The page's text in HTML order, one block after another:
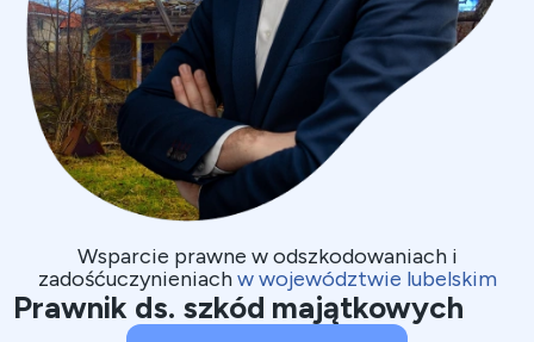
Wsparcie prawne w odszkodowaniach i
zadośćuczynieniachw województwie lubelskim
Prawnik ds. szkód majątkowych